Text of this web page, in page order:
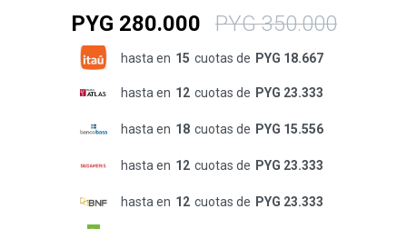
PYG 280.000 PYG 350.000
hasta en 15 cuotas de PYG 18.667
hasta en 12 cuotas de PYG 23.333
hasta en 18 cuotas de PYG 15.556
hasta en 12 cuotas de PYG 23.333
hasta en 12 cuotas de PYG 23.333